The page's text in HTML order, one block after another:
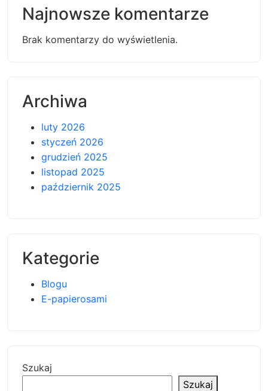
Najnowsze komentarze
Brak komentarzy do wyświetlenia.
Archiwa
luty 2026
styczeń 2026
grudzień 2025
listopad 2025
październik 2025
Kategorie
Blogu
E-papierosami
Szukaj
Szukaj